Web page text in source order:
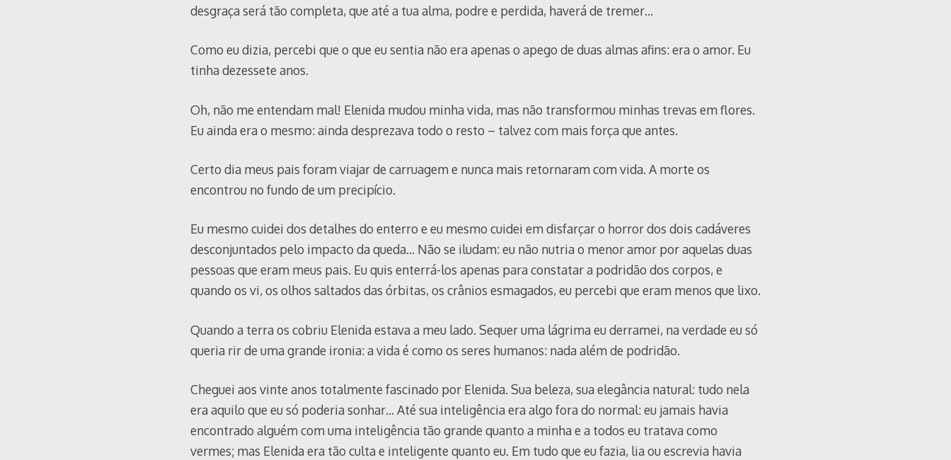
desgraça será tão completa, que até a tua alma, podre e perdida, haverá de tremer…
Como eu dizia, percebi que o que eu sentia não era apenas o apego de duas almas afins: era o amor. Eu
tinha dezessete anos.
Oh, não me entendam mal! Elenida mudou minha vida, mas não transformou minhas trevas em flores.
Eu ainda era o mesmo: ainda desprezava todo o resto – talvez com mais força que antes.
Certo dia meus pais foram viajar de carruagem e nunca mais retornaram com vida. A morte os
encontrou no fundo de um precipício.
Eu mesmo cuidei dos detalhes do enterro e eu mesmo cuidei em disfarçar o horror dos dois cadáveres
desconjuntados pelo impacto da queda… Não se iludam: eu não nutria o menor amor por aquelas duas
pessoas que eram meus pais. Eu quis enterrá-los apenas para constatar a podridão dos corpos, e
quando os vi, os olhos saltados das órbitas, os crânios esmagados, eu percebi que eram menos que lixo.
Quando a terra os cobriu Elenida estava a meu lado. Sequer uma lágrima eu derramei, na verdade eu só
queria rir de uma grande ironia: a vida é como os seres humanos: nada além de podridão.
Cheguei aos vinte anos totalmente fascinado por Elenida. Sua beleza, sua elegância natural: tudo nela
era aquilo que eu só poderia sonhar… Até sua inteligência era algo fora do normal: eu jamais havia
encontrado alguém com uma inteligência tão grande quanto a minha e a todos eu tratava como
vermes; mas Elenida era tão culta e inteligente quanto eu. Em tudo que eu fazia, lia ou escrevia havia